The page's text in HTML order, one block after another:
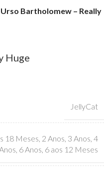
Urso Bartholomew – Really
Huge
JellyCat
18 Meses, 2 Anos, 3 Anos, 4
, 6 Anos, 6 aos 12 Meses